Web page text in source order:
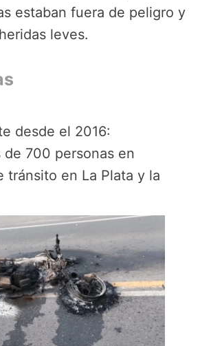
estaban fuera de peligro y
leves.
desde el 2016:
de 700 personas en
tránsito en La Plata y la